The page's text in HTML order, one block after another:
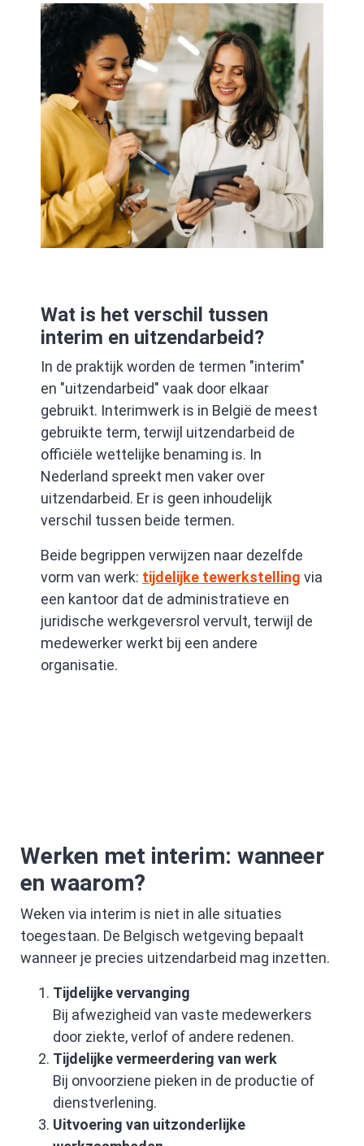
Wat is het verschil tussen
interim en uitzendarbeid?
In de praktijk worden de termen "interim"
en "uitzendarbeid" vaak door elkaar
gebruikt. Interimwerk is in België de meest
gebruikte term, terwijl uitzendarbeid de
officiële wettelijke benaming is. In
Nederland spreekt men vaker over
uitzendarbeid. Er is geen inhoudelijk
verschil tussen beide termen.
Beide begrippen verwijzen naar dezelfde
vorm van werk: tijdelijke tewerkstelling via
een kantoor dat de administratieve en
juridische werkgeversrol vervult, terwijl de
medewerker werkt bij een andere
organisatie.
Werken met interim: wanneer
en waarom?
Weken via interim is niet in alle situaties
toegestaan. De Belgisch wetgeving bepaalt
wanneer je precies uitzendarbeid mag inzetten.
Tijdelijke vervanging
Bij afwezigheid van vaste medewerkers
door ziekte, verlof of andere redenen.
Tijdelijke vermeerdering van werk
Bij onvoorziene pieken in de productie of
dienstverlening.
Uitvoering van uitzonderlijke